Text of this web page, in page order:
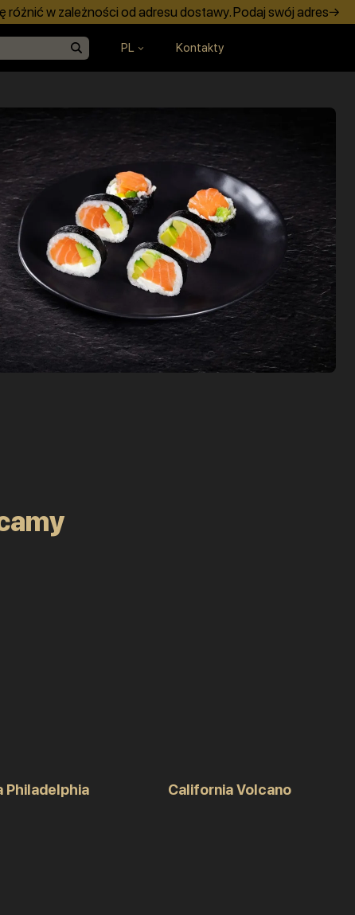
różnić w zależności od adresu dostawy. Podaj swój adres→
PL Kontakty
Philadelphia
California Volcano